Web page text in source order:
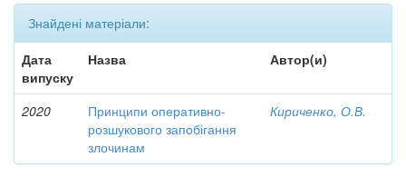
Знайдені матеріали:
Дата
випуску
Назва Автор(и)
2020
Принципи оперативно-
розшукового запобігання
злочинам
Кириченко, О.В.